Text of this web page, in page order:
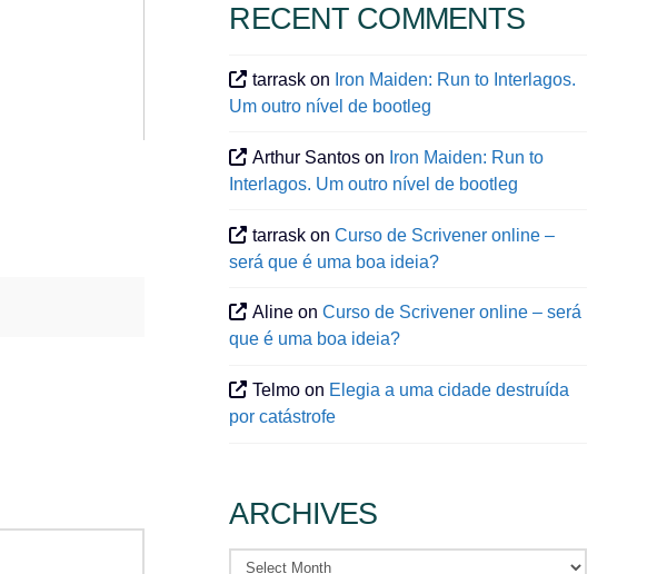
RECENT COMMENTS
tarrask on Iron Maiden: Run to Interlagos.
Um outro nível de bootleg
Arthur Santos on Iron Maiden: Run to
Interlagos. Um outro nível de bootleg
tarrask onCurso de Scrivener online –
será que é uma boa ideia?
Aline onCurso de Scrivener online – será
que é uma boa ideia?
Telmo on Elegia a uma cidade destruída
por catástrofe
ARCHIVES
Archives